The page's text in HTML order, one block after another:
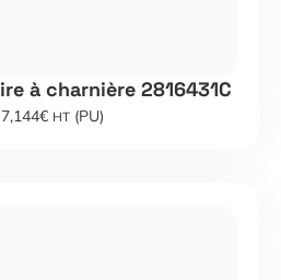
à charnière 2816431C
HT(PU)